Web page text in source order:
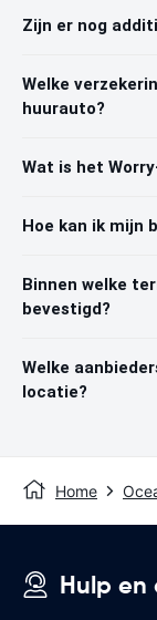
Zijn er nog
Welke
huurauto?
Wat is het
Hoe kan ik mijn
Binnen welke
bevestigd?
Welke
locatie?
Home
Hulp